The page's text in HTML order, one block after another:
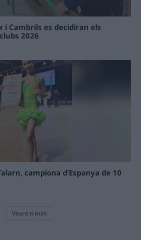
i Cambrils es decidiran els
2026
campiona d’Espanya de 10
Veure'n més